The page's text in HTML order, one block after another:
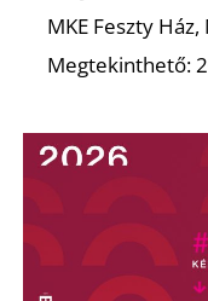
MKE Feszty
Megtekinthető: